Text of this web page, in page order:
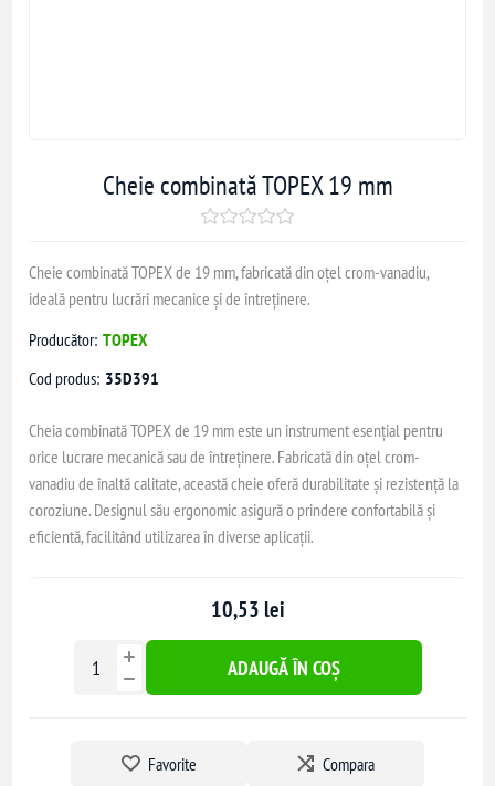
Cheie combinată TOPEX 19 mm
Cheie combinată TOPEX de 19 mm, fabricată din oțel crom-vanadiu,
ideală pentru lucrări mecanice și de întreținere.
Producător: TOPEX
Cod produs: 35D391
Cheia combinată TOPEX de 19 mm este un instrument esențial pentru
orice lucrare mecanică sau de întreținere. Fabricată din oțel crom-
vanadiu de înaltă calitate, această cheie oferă durabilitate și rezistență la
coroziune. Designul său ergonomic asigură o prindere confortabilă și
eficientă, facilitând utilizarea în diverse aplicații.
10,53 lei
ADAUGĂ ÎN COȘ
Favorite Compara